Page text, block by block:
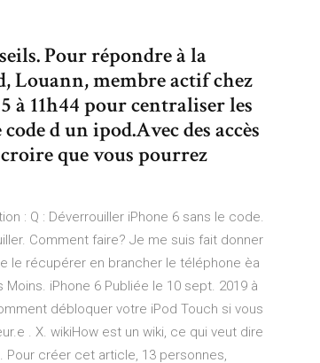
Pour répondre à la
Louann, membre actif chez
11h44 pour centraliser les
d un ipod.Avec des accès
que vous pourrez
: Q : Déverrouiller iPhone 6 sans le code.
Comment faire? Je me suis fait donner
le récupérer en brancher le téléphone èa
iPhone 6 Publiée le 10 sept. 2019 à
débloquer votre iPod Touch si vous
. X. wikiHow est un wiki, ce qui veut dire
créer cet article, 13 personnes,